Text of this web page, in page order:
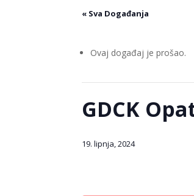
« Sva Događanja
Ovaj događaj je prošao.
GDCK
19. lipnja, 2024